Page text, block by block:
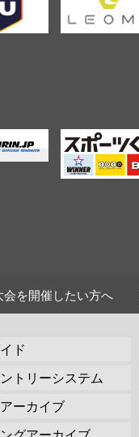
会を開催したい方へ
ド
ントリーシステム
ーカイブ